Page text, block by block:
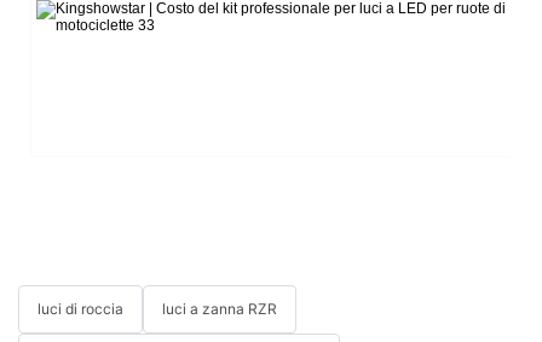
luci di roccia luci a zanna RZR